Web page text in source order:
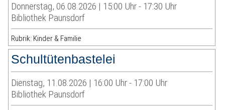
Donnerstag, 06.08.2026 | 15:00 Uhr - 17:30 Uhr
Bibliothek Paunsdorf
Rubrik: Kinder & Familie
Schultütenbastelei
Dienstag, 11.08.2026 | 16:00 Uhr - 17:00 Uhr
Bibliothek Paunsdorf